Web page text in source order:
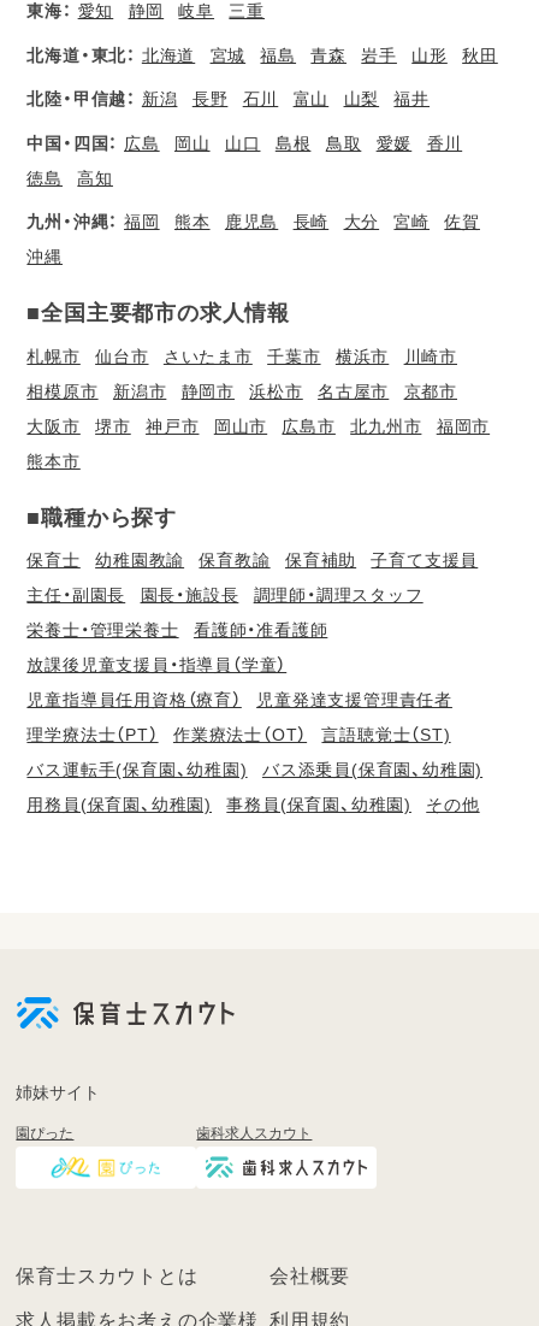
東海： 愛知 静岡 岐阜 三重
北海道・東北： 北海道 宮城 福島 青森 岩手 山形 秋田
北陸・甲信越： 新潟 長野 石川 富山 山梨 福井
中国・四国： 広島 岡山 山口 島根 鳥取 愛媛
香川
徳島
高知
九州・沖縄： 福岡 熊本 鹿児島 長崎 大分 宮崎
佐賀
沖縄
■全国主要都市の求人情報
札幌市 仙台市 さいたま市 千葉市 横浜市
川崎市
相模原市
新潟市 静岡市 浜松市 名古屋市
京都市
大阪市
堺市 神戸市 岡山市 広島市 北九州市
福岡市
熊本市
■職種から探す
保育士 幼稚園教諭 保育教諭 保育補助
子育て支援員
主任・副園長
園長・施設長
調理師・調理スタッフ
栄養士・管理栄養士
看護師・准看護師
放課後児童支援員・指導員（学童）
児童指導員任用資格（療育）
児童発達支援管理責任者
理学療法士（PT）
作業療法士（OT）
言語聴覚士（ST)
バス運転手(保育園、幼稚園)
バス添乗員(保育園、幼稚園)
用務員(保育園、幼稚園)
事務員(保育園、幼稚園) その他
登
く
ン
姉妹サイト
園ぴった 歯科求人スカウト
保育士スカウトとは 会社概要
求人掲載をお考えの企業様 利用規約